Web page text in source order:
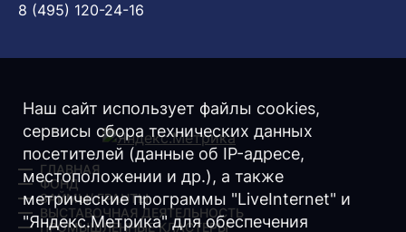
8 (495) 120-24-16
ГЛАВНАЯ
ФОНД
ЗАЙМЫ/ ГРАНТЫ
ВЫСТАВОЧНАЯ ДЕЯТЕЛЬНОСТЬ
ПРОМЫШЛЕННЫЕ КЛАСТЕРЫ
Наш сайт использует файлы cookies,
сервисы сбора технических данных
посетителей (данные об IP-адресе,
местоположении и др.), а также
метрические программы "LiveInternet" и
"Яндекс.Метрика" для обеспечения